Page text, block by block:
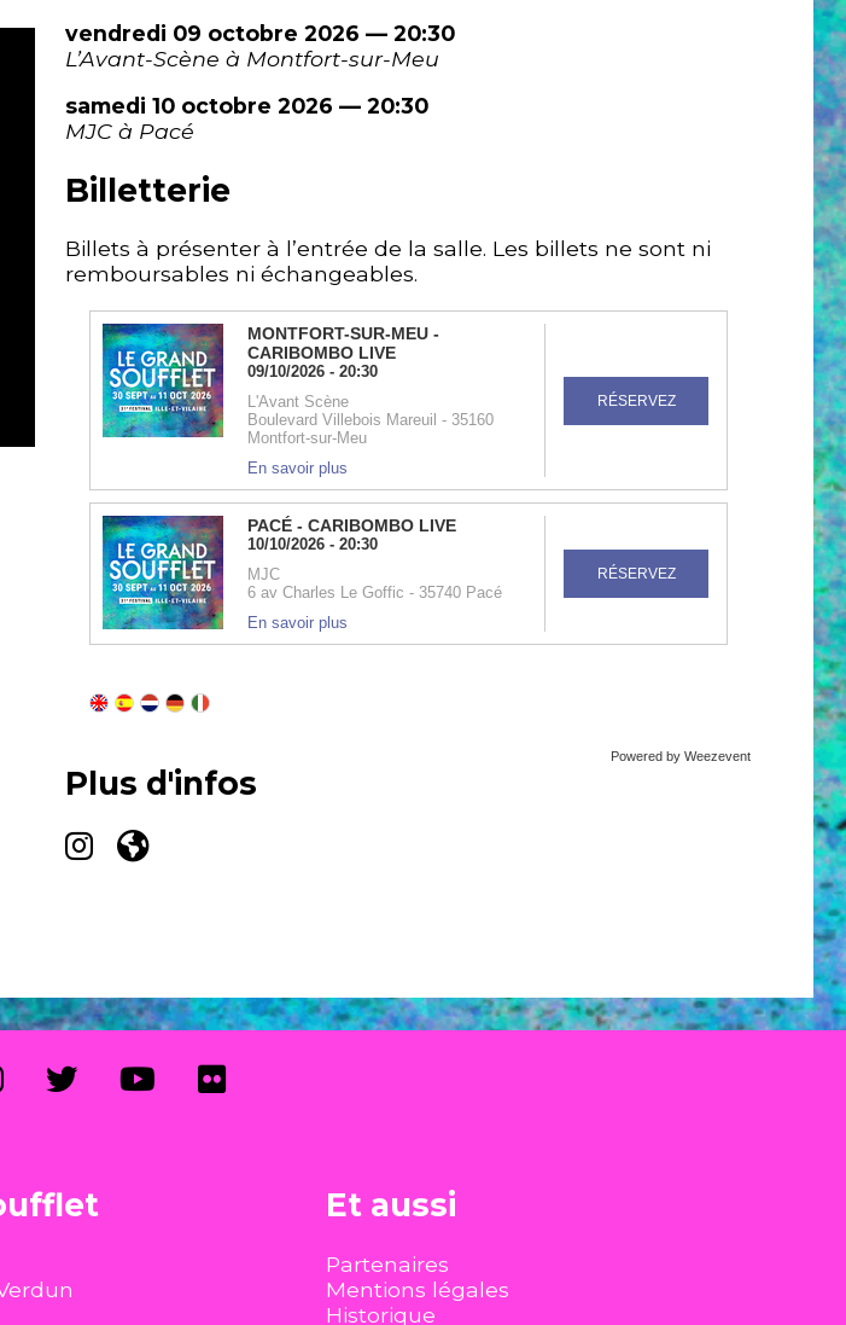
vendredi 09 octobre 2026 — 20:30
L’Avant-Scène à Montfort-sur-Meu
samedi 10 octobre 2026 — 20:30
MJC à Pacé
Billetterie
Billets à présenter à l’entrée de la salle. Les billets ne sont ni
remboursables ni échangeables.
Powered by Weezevent
Plus d'infos
Et aussi
Partenaires
Mentions légales
Historique